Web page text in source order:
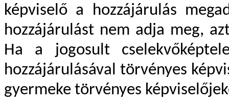
képviselő a hozzájárulás
hozzájárulást nem adja meg,
Ha a jogosult
hozzájárulásával törvényes
gyermeke törvényes